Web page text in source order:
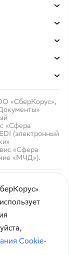
«СберКорус»,
«Сфера
(электронный
«Сфера
«МЧД»).
Cookie-